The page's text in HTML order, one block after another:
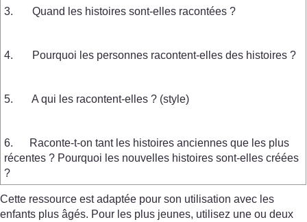
3. Quand les histoires sont-elles racontées ?
4. Pourquoi les personnes racontent-elles des histoires ?
5. A qui les racontent-elles ? (style)
6. Raconte-t-on tant les histoires anciennes que les plus
récentes ? Pourquoi les nouvelles histoires sont-elles créées
?
Cette ressource est adaptée pour son utilisation avec les
enfants plus âgés. Pour les plus jeunes, utilisez une ou deux